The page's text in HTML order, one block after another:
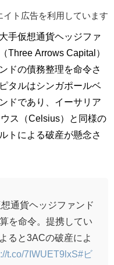
ト広告を利用しています
手仮想通貨ヘッジファ
Three Arrows Capital）
ドの債務整理を命令さ
タルはシンガポールベ
ドであり、イーサリア
ス（Celsius）と同様の
トによる破産が懸念さ
通貨ヘッジファンド
を命令。提携してい
ると3ACの破産によ
t.co/7IWUET9lxS#ビ